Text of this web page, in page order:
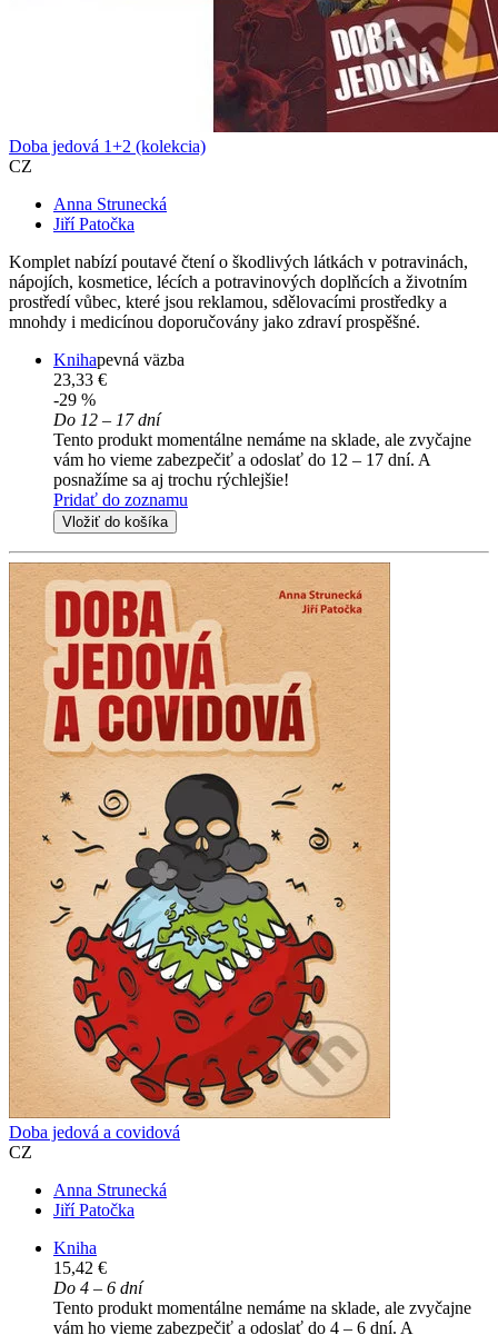
Doba jedová 1+2 (kolekcia)
CZ
Anna Strunecká
Jiří Patočka
Komplet nabízí poutavé čtení o škodlivých látkách v potravinách,
nápojích, kosmetice, lécích a potravinových doplňcích a životním
prostředí vůbec, které jsou reklamou, sdělovacími prostředky a
mnohdy i medicínou doporučovány jako zdraví prospěšné.
Knihapevná väzba
23,33 €
-29 %
Do 12 – 17 dní
Tento produkt momentálne nemáme na sklade, ale zvyčajne
vám ho vieme zabezpečiť a odoslať do 12 – 17 dní. A
posnažíme sa aj trochu rýchlejšie!
Pridať do zoznamu
Vložiť do košíka
Doba jedová a covidová
CZ
Anna Strunecká
Jiří Patočka
Kniha
15,42 €
Do 4 – 6 dní
Tento produkt momentálne nemáme na sklade, ale zvyčajne
vám ho vieme zabezpečiť a odoslať do 4 – 6 dní. A